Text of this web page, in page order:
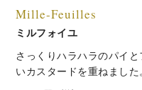
Mille-Feuilles
ミルフォイユ
さっくりハラハラのパイ
いカスタードを重ねました